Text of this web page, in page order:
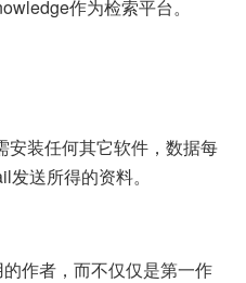
作为检索平台。
安装任何其它软件，数据每
送所得的资料。
作者，而不仅仅是第一作